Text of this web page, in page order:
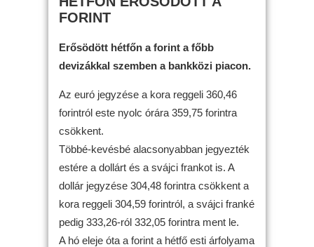
FORINT
Erősödött hétfőn a forint a főbb
devizákkal szemben a bankközi piacon.
Az euró jegyzése a kora reggeli 360,46
forintról este nyolc órára 359,75 forintra
csökkent.
Többé-kevésbé alacsonyabban jegyezték
estére a dollárt és a svájci frankot is. A
dollár jegyzése 304,48 forintra csökkent a
kora reggeli 304,59 forintról, a svájci franké
pedig 333,26-ról 332,05 forintra ment le.
A hó eleje óta a forint a hétfő esti árfolyama